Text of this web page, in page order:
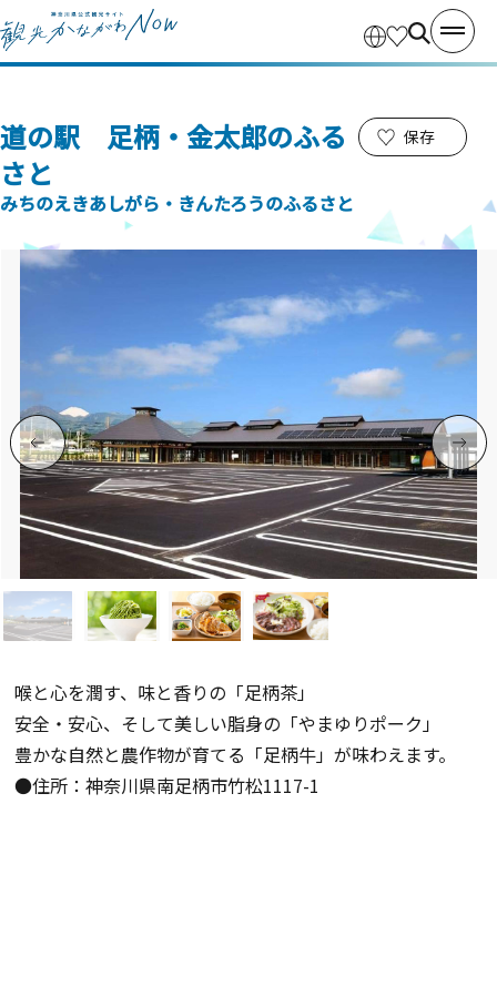
道の駅 足柄・金太郎のふる
さと
みちのえきあしがら・きんたろうのふるさと
保存
喉と心を潤す、味と香りの「足柄茶」
安全・安心、そして美しい脂身の「やまゆりポーク」
豊かな自然と農作物が育てる「足柄牛」が味わえます。
●住所：神奈川県南足柄市竹松1117-1